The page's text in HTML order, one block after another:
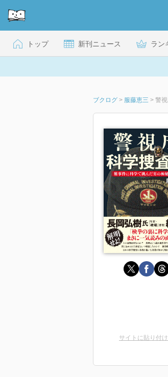
トップ 新刊ニュース ラン
ブクログ > 服藤恵三 > 警
サイトに貼り付